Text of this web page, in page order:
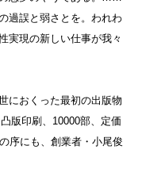
過誤と弱さとを。われわ
現の新しい仕事が我々
におくった最初の出版物
版印刷、10000部、定価
序にも、創業者・小尾俊